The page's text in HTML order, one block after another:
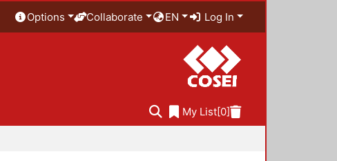
Options Collaborate EN Log In
My List[0]